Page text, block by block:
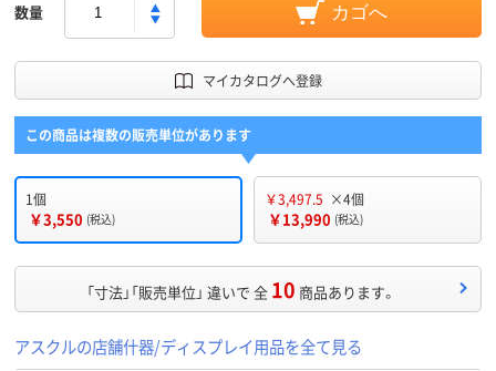
数量 カゴへ
マイカタログへ登録
この商品は複数の販売単位があります
1個
￥3,550 (税込)
￥3,497.5 ×4個
￥13,990 (税込)
「寸法」「販売単位」 違いで 全 10 商品あります。
アスクルの店舗什器/ディスプレイ用品を全て見る